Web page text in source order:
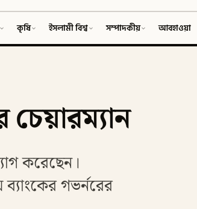
কৃষি ইসলামী বিশ্ব সম্পাদকীয় আবহাওয়া
করেছেন।
গভর্নরের